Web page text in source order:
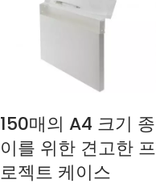
150매의 A4 크기 종
이를 위한 견고한 프
로젝트 케이스